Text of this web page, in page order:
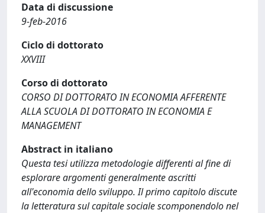
Data di discussione
9-feb-2016
Ciclo di dottorato
XXVIII
Corso di dottorato
CORSO DI DOTTORATO IN ECONOMIA AFFERENTE
ALLA SCUOLA DI DOTTORATO IN ECONOMIA E
MANAGEMENT
Abstract in italiano
Questa tesi utilizza metodologie differenti al fine di
esplorare argomenti generalmente ascritti
all'economia dello sviluppo. Il primo capitolo discute
la letteratura sul capitale sociale scomponendolo nel